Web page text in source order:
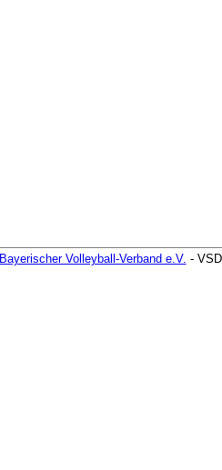
Bayerischer Volleyball-Verband e.V. -